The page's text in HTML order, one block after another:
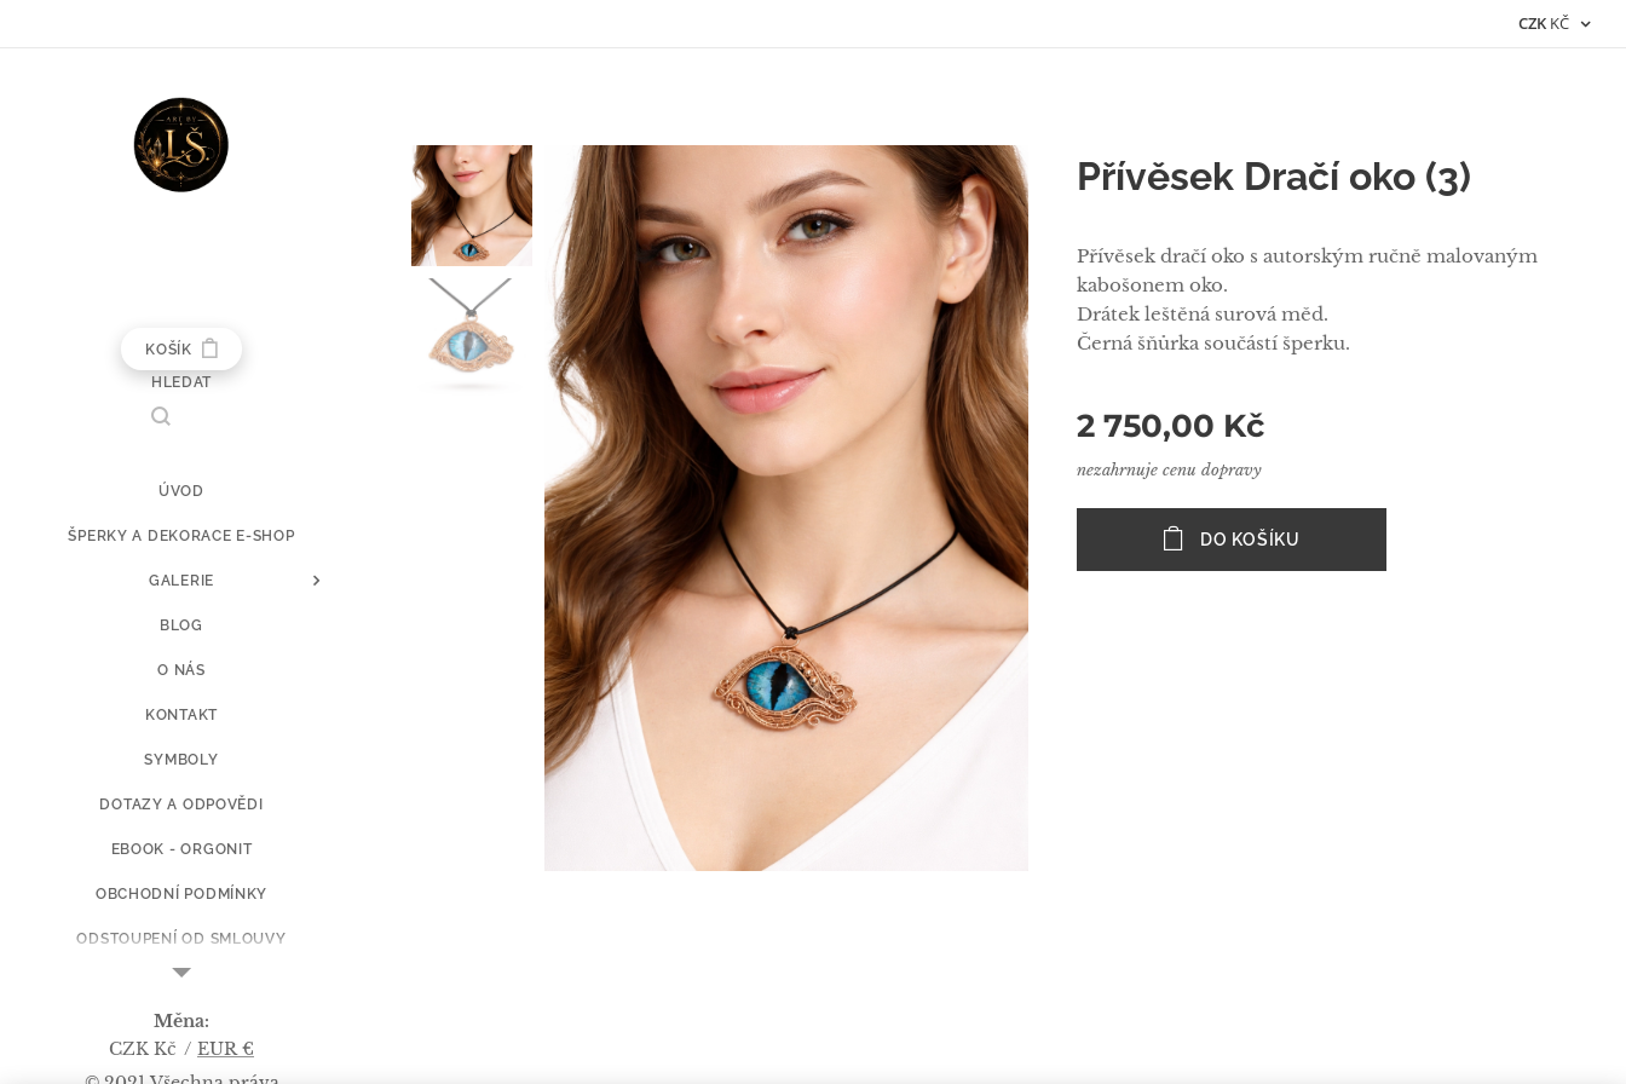
CZK KČ
KOŠÍK
HLEDAT
ÚVOD
ŠPERKY A DEKORACE E-SHOP
GALERIE
BLOG
O NÁS
KONTAKT
SYMBOLY
DOTAZY A ODPOVĚDI
EBOOK - ORGONIT
OBCHODNÍ PODMÍNKY
ODSTOUPENÍ OD SMLOUVY
KOPIE Z ART BY L.Š.
Přívěsek Dračí oko (3)
Přívěsek dračí oko s autorským ručně malovaným
kabošonem oko.
Drátek leštěná surová měd.
Černá šňůrka součástí šperku.
2 750,00 Kč
nezahrnuje cenu dopravy
DO KOŠÍKU
Měna
CZK Kč
EUR €